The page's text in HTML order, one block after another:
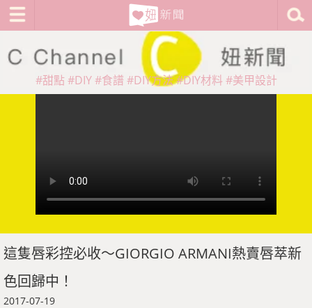
#甜點 #DIY #食譜 #DIY方法#DIY材料 #美甲設計
這隻唇彩控必收～GIORGIO ARMANI熱賣唇萃新
色回歸中！
2017-07-19